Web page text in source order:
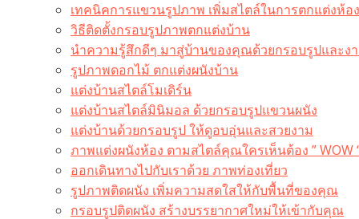
เทคนิคการแขวนรูปภาพ เพิ่มสไตล์ในการตกแต่งห้อง
วิธีติดตั้งกรอบรูปภาพตกแต่งบ้าน
นำความรู้สึกดีๆ มาสู่บ้านของคุณด้วยกรอบรูปและง
รูปภาพดอกไม้ ตกแต่งผนังบ้าน
แต่งบ้านสไตล์โมเดิร์น
แต่งบ้านสไตล์มินิมอล ด้วยกรอบรูปแขวนผนัง
แต่งบ้านด้วยกรอบรูป ให้ดูอบอุ่นและสวยงาม
ภาพแต่งผนังห้อง ตามสไตล์คุณใครเห็นต้อง ” WOW
ออกเดินทางไปกับเราด้วย ภาพท่องเที่ยว
รูปภาพติดผนัง เพิ่มความสดใสให้กับพื้นที่ของคุณ
กรอบรูปติดผนัง สร้างบรรยากาศใหม่ให้เข้ากับคุณ